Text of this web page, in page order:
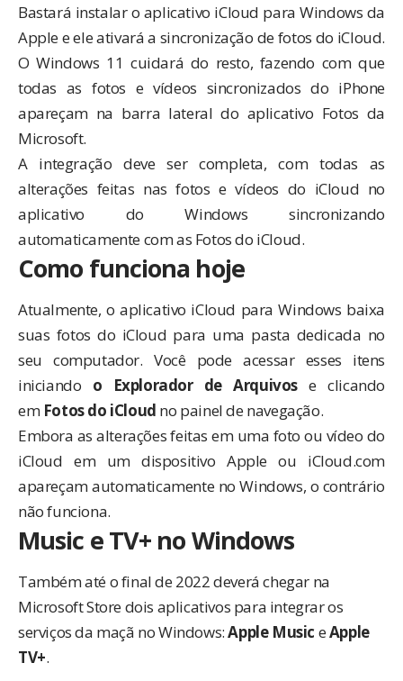
Bastará instalar o aplicativo iCloud para Windows da
Apple e ele ativará a sincronização de fotos do iCloud.
O Windows 11 cuidará do resto, fazendo com que
todas as fotos e vídeos sincronizados do iPhone
apareçam na barra lateral do aplicativo Fotos da
Microsoft.
A integração deve ser completa, com todas as
alterações feitas nas fotos e vídeos do iCloud no
aplicativo do Windows sincronizando
automaticamente com as Fotos do iCloud.
Como funciona hoje
Atualmente, o aplicativo iCloud para Windows baixa
suas fotos do iCloud para uma pasta dedicada no
seu computador. Você pode acessar esses itens
iniciando o Explorador de Arquivos e clicando
em Fotos do iCloud no painel de navegação.
Embora as alterações feitas em uma foto ou vídeo do
iCloud em um dispositivo Apple ou iCloud.com
apareçam automaticamente no Windows, o contrário
não funciona.
Music e TV+ no Windows
Também até o final de 2022 deverá chegar na
Microsoft Store dois aplicativos para integrar os
serviços da maçã no Windows:Apple Music eApple
TV+.